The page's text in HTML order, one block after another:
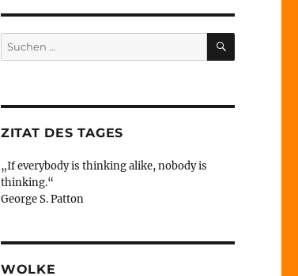
Suche
nach:
SUCHEN
ZITAT DES TAGES
„If everybody is thinking alike, nobody is
thinking.“
George S. Patton
WOLKE